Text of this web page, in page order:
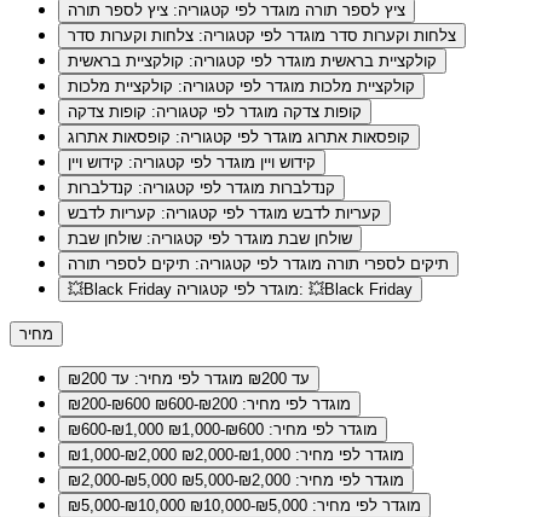
ציץ לספר תורה מוגדר לפי קטגוריה: ציץ לספר תורה
צלחות וקערות סדר מוגדר לפי קטגוריה: צלחות וקערות סדר
קולקציית בראשית מוגדר לפי קטגוריה: קולקציית בראשית
קולקציית מלכות מוגדר לפי קטגוריה: קולקציית מלכות
קופות צדקה מוגדר לפי קטגוריה: קופות צדקה
קופסאות אתרוג מוגדר לפי קטגוריה: קופסאות אתרוג
קידוש ויין מוגדר לפי קטגוריה: קידוש ויין
קנדלברות מוגדר לפי קטגוריה: קנדלברות
קעריות לדבש מוגדר לפי קטגוריה: קעריות לדבש
שולחן שבת מוגדר לפי קטגוריה: שולחן שבת
תיקים לספרי תורה מוגדר לפי קטגוריה: תיקים לספרי תורה
💥Black Friday
מוגדר לפי קטגוריה: 💥Black Friday
מחיר
עד ₪200
מוגדר לפי מחיר: עד ₪200
₪200-₪600
מוגדר לפי מחיר: ₪200-₪600
₪600-₪1,000
מוגדר לפי מחיר: ₪600-₪1,000
₪1,000-₪2,000
מוגדר לפי מחיר: ₪1,000-₪2,000
₪2,000-₪5,000
מוגדר לפי מחיר: ₪2,000-₪5,000
₪5,000-₪10,000
מוגדר לפי מחיר: ₪5,000-₪10,000